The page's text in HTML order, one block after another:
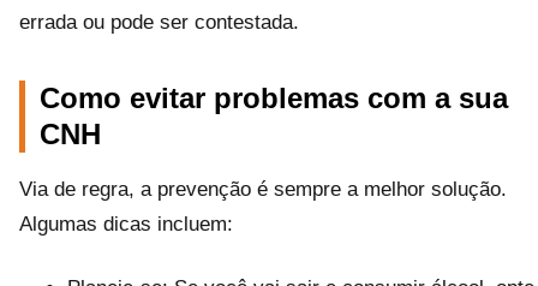
errada ou pode ser contestada.
Como evitar problemas com a sua
CNH
Via de regra, a prevenção é sempre a melhor solução.
Algumas dicas incluem: